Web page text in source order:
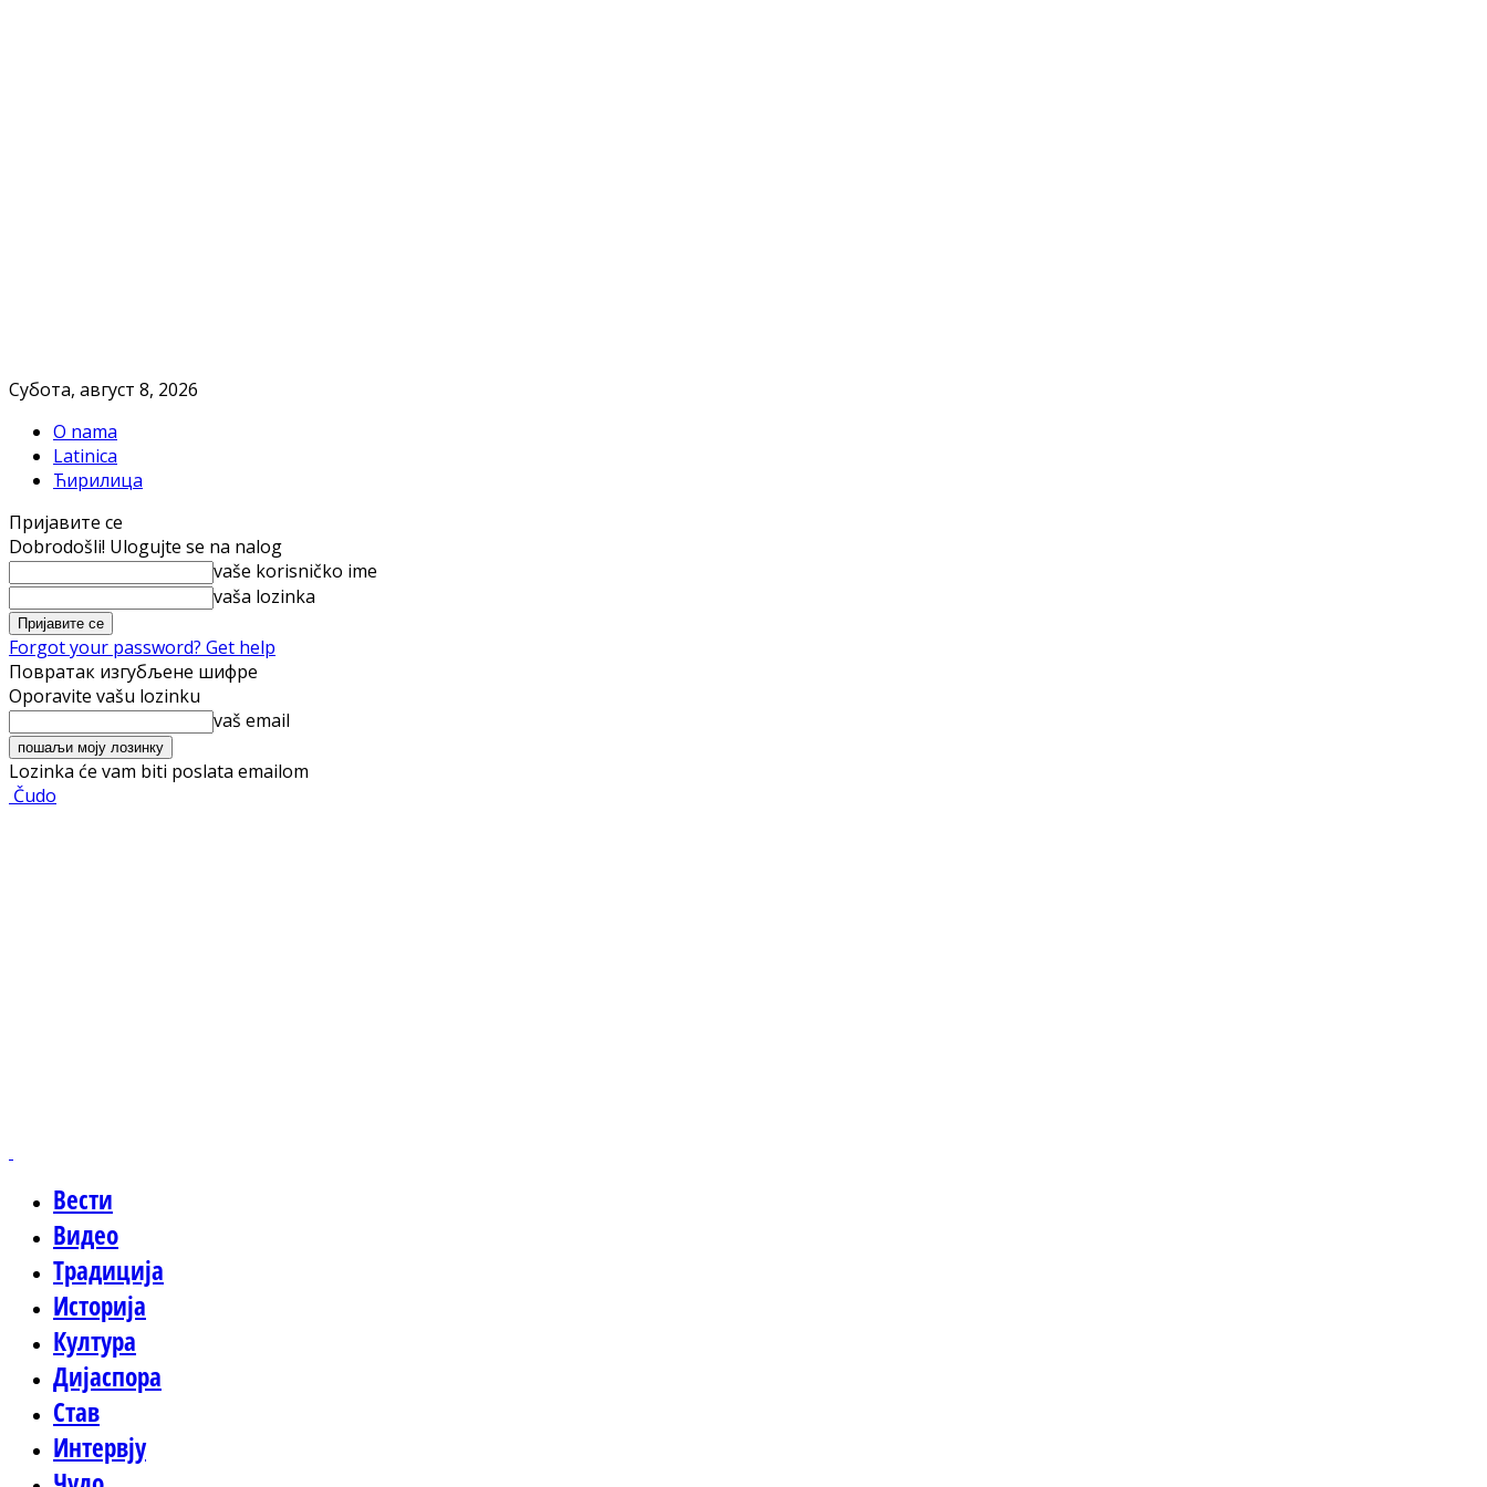
Субота, август 8, 2026
O nama
Latinica
Ћирилица
Пријавите се
Dobrodošli! Ulogujte se na nalog
vaše korisničko ime
vaša lozinka
Forgot your password? Get help
Повратак изгубљене шифре
Oporavite vašu lozinku
vaš email
Lozinka će vam biti poslata emailom
Čudo
Вести
Видео
Традиција
Историја
Култура
Дијаспора
Став
Интервју